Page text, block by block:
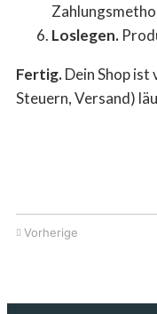
Loslegen.
Fertig.Dein Shop
Steuern, Versand)
Vorherige